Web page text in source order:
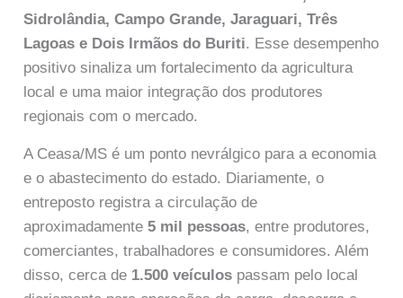
Sidrolândia, Campo Grande, Jaraguari, Três
Lagoas e Dois Irmãos do Buriti. Esse desempenho
positivo sinaliza um fortalecimento da agricultura
local e uma maior integração dos produtores
regionais com o mercado.
A Ceasa/MS é um ponto nevrálgico para a economia
e o abastecimento do estado. Diariamente, o
entreposto registra a circulação de
aproximadamente5 mil pessoas, entre produtores,
comerciantes, trabalhadores e consumidores. Além
disso, cerca de 1.500 veículos passam pelo local